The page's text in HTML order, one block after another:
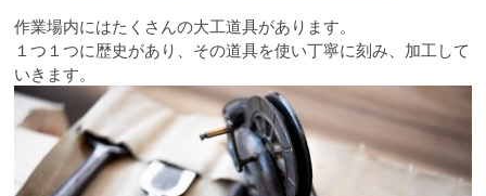
作業場内にはたくさんの大工道具があります。
１つ１つに歴史があり、その道具を使い丁寧に刻み、加工して
いきます。